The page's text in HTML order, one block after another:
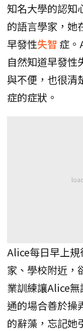
知名大學的認知
的語言學家，她
早發性失智 症。
自然知道早發性
與不便，也很清
症的症狀。
Alice每日早上
家、學校附近，
業訓練讓Alice
通的場合善於操
的辭藻，忘記她